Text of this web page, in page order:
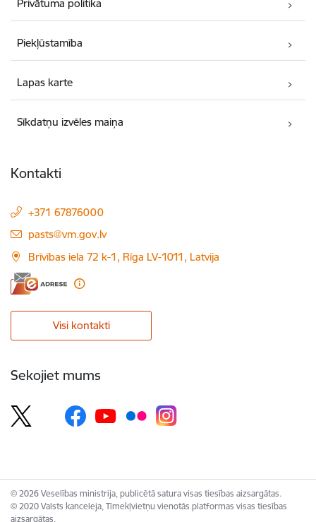
Privātuma politika
Piekļūstamība
Lapas karte
Sīkdatņu izvēles maiņa
Kontakti
+371 67876000
E-pasts:
pasts@vm.gov.lv
Brīvības iela 72 k-1, Rīga LV-1011, Latvija
Visi kontakti
Sekojiet mums
© 2026 Veselības ministrija, publicētā satura visas tiesības aizsargātas.
© 2020 Valsts kanceleja, Tīmekļvietņu vienotās platformas visas tiesības
aizsargātas.